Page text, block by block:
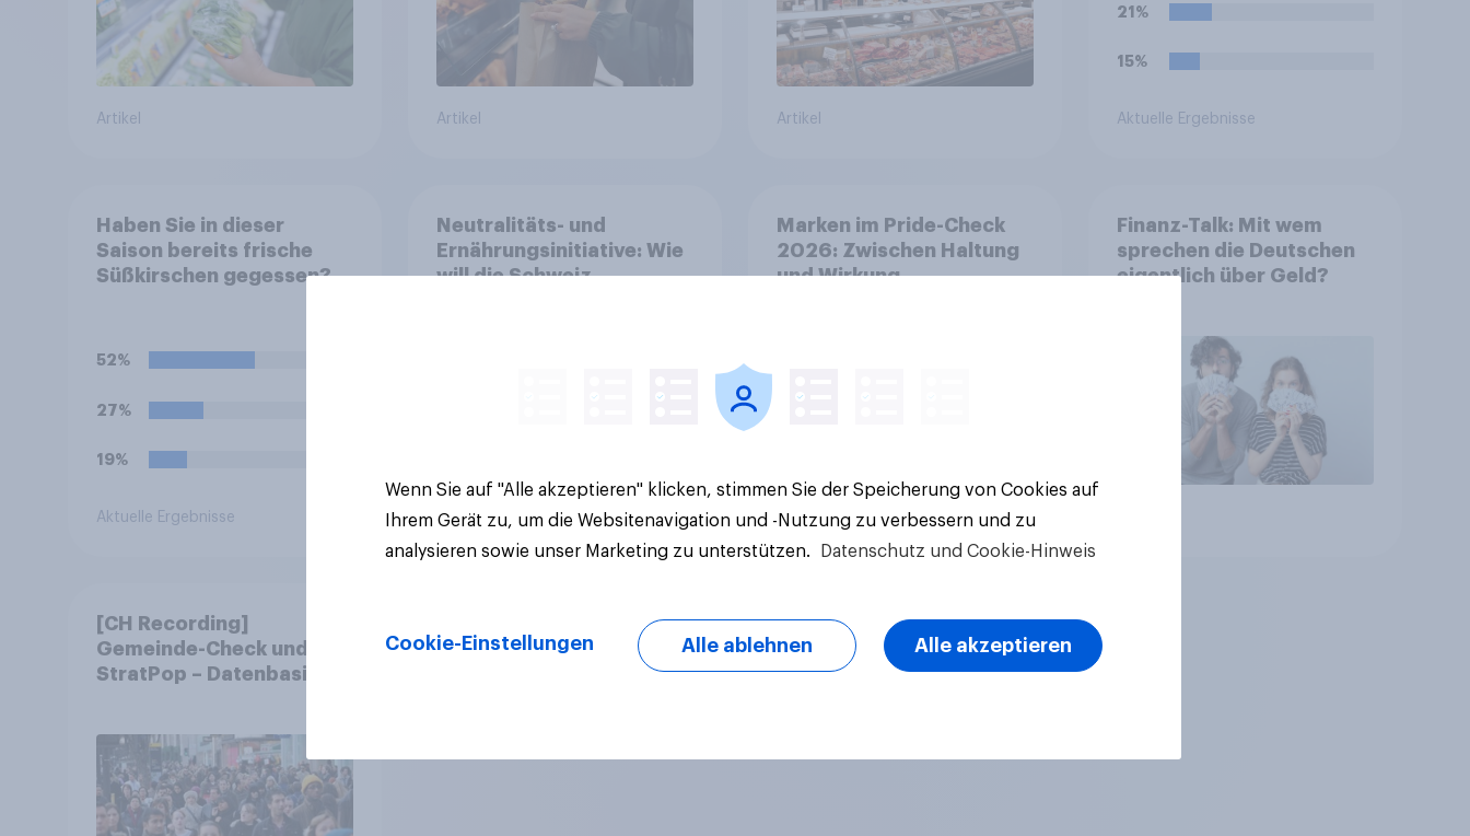
Artikel Artikel Artikel
21%
15%
Aktuelle Ergebnisse
Haben Sie in dieser
Saison bereits frische
Süßkirschen gegessen?
52%
27%
19%
Aktuelle Ergebnisse
Neutralitäts- und
Ernährungsinitiative: Wie
will die Schweiz
Artikel
Marken im Pride-Check
2026: Zwischen Haltung
und Wirkung
Artikel
Finanz-Talk: Mit wem
sprechen die Deutschen
eigentlich über Geld?
[CH Recording]
Gemeinde-Check und
StratPop – Datenbasierte
Wenn Sie auf "Alle akzeptieren" klicken, stimmen Sie der Speicherung von Cookies auf
Ihrem Gerät zu, um die Websitenavigation und -Nutzung zu verbessern und zu
analysieren sowie unser Marketing zu unterstützen.
Datenschutz und Cookie-Hinweis
Cookie-Einstellungen Alle ablehnen Alle akzeptieren